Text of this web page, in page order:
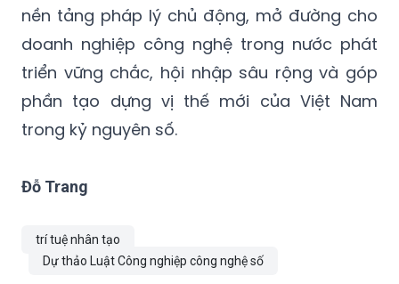
nền tảng pháp lý chủ động, mở đường cho
doanh nghiệp công nghệ trong nước phát
triển vững chắc, hội nhập sâu rộng và góp
phần tạo dựng vị thế mới của Việt Nam
trong kỷ nguyên số.
Đỗ Trang
trí tuệ nhân tạo
Dự thảo Luật Công nghiệp công nghệ số